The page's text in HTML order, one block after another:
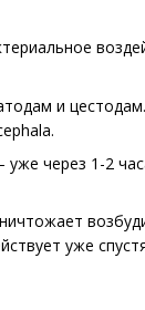
и
через 1-2
уже